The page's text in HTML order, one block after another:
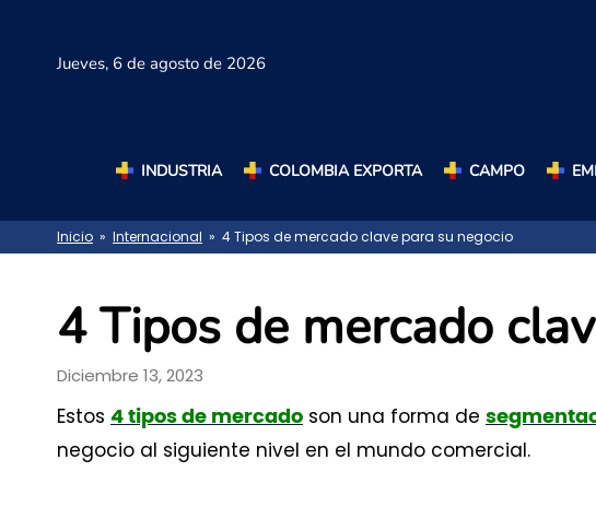
Jueves, 6 de agosto de 2026
INDUSTRIA COLOMBIA EXPORTA CAMPO
Inicio » Internacional » 4 Tipos de mercado clave para su negocio
4 Tipos de mercado
Diciembre 13, 2023
Estos 4 tipos de mercado son una forma de
negocio al siguiente nivel en el mundo comercial.